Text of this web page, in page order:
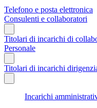
Telefono e posta elettronica
Consulenti e collaboratori
Titolari di incarichi di
Personale
Titolari di incarichi
Incarichi